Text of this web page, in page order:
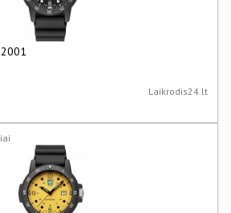
Laikrodis24.lt